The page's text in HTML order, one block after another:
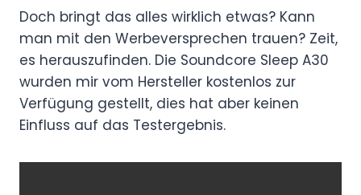
Doch bringt das alles wirklich etwas? Kann
man mit den Werbeversprechen trauen? Zeit,
es herauszufinden. Die Soundcore Sleep A30
wurden mir vom Hersteller kostenlos zur
Verfügung gestellt, dies hat aber keinen
Einfluss auf das Testergebnis.